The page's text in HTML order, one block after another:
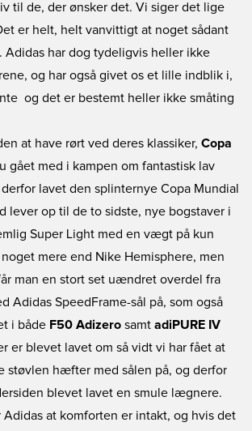
til de, der ønsker det. Vi siger det lige
er helt, helt vanvittigt at noget sådant
Adidas har dog tydeligvis heller ikke
og har også givet os et lille indblik i,
 og det er bestemt heller ikke småting
at have rørt ved deres klassiker, Copa
gået med i kampen om fantastisk lav
lavet den splinternye Copa Mundial
lever op til de to sidste, nye bogstaver i
Super Light med en vægt på kun
mere end Nike Hemisphere, men
man en stort set uændret overdel fra
Adidas SpeedFrame-sål på, som også
i både F50 Adizero samt adiPURE IV
er blevet lavet om så vidt vi har fået at
støvlen hæfter med sålen på, og derfor
blevet lavet en smule lægnere.
Adidas at komforten er intakt, og hvis det